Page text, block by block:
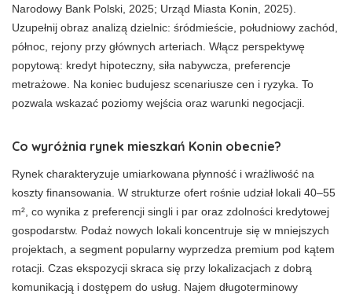
Narodowy Bank Polski, 2025; Urząd Miasta Konin, 2025).
Uzupełnij obraz analizą dzielnic: śródmieście, południowy zachód,
północ, rejony przy głównych arteriach. Włącz perspektywę
popytową: kredyt hipoteczny, siła nabywcza, preferencje
metrażowe. Na koniec budujesz scenariusze cen i ryzyka. To
pozwala wskazać poziomy wejścia oraz warunki negocjacji.
Co wyróżnia rynek mieszkań Konin obecnie?
Rynek charakteryzuje umiarkowana płynność i wrażliwość na
koszty finansowania. W strukturze ofert rośnie udział lokali 40–55
m², co wynika z preferencji singli i par oraz zdolności kredytowej
gospodarstw. Podaż nowych lokali koncentruje się w mniejszych
projektach, a segment popularny wyprzedza premium pod kątem
rotacji. Czas ekspozycji skraca się przy lokalizacjach z dobrą
komunikacją i dostępem do usług. Najem długoterminowy